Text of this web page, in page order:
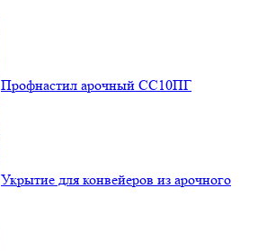
Профнастил арочный СС10ПГ
Укрытие для конвейеров из арочного